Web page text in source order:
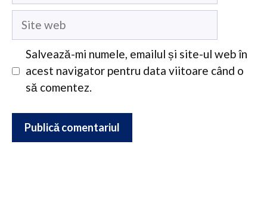
Site
Salvează-mi numele, emailul și site-ul web în
acest navigator pentru data viitoare când o
să comentez.